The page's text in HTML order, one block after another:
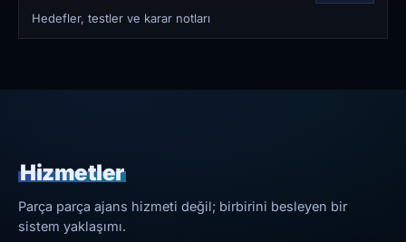
Hedefler, testler ve karar notları
Hizmetler
Parça parça ajans hizmeti değil; birbirini besleyen bir
sistem yaklaşımı.